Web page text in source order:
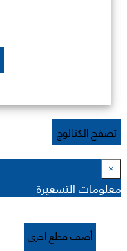
تصفح الكتالوج
×
معلومات التسعيرة
أضف قطع اخرى